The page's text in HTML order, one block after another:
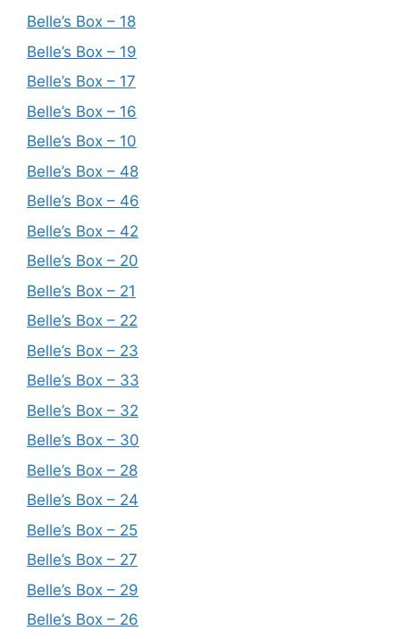
Belle’s Box – 18
Belle’s Box – 19
Belle’s Box – 17
Belle’s Box – 16
Belle’s Box – 10
Belle’s Box – 48
Belle’s Box – 46
Belle’s Box – 42
Belle’s Box – 20
Belle’s Box – 21
Belle’s Box – 22
Belle’s Box – 23
Belle’s Box – 33
Belle’s Box – 32
Belle’s Box – 30
Belle’s Box – 28
Belle’s Box – 24
Belle’s Box – 25
Belle’s Box – 27
Belle’s Box – 29
Belle’s Box – 26